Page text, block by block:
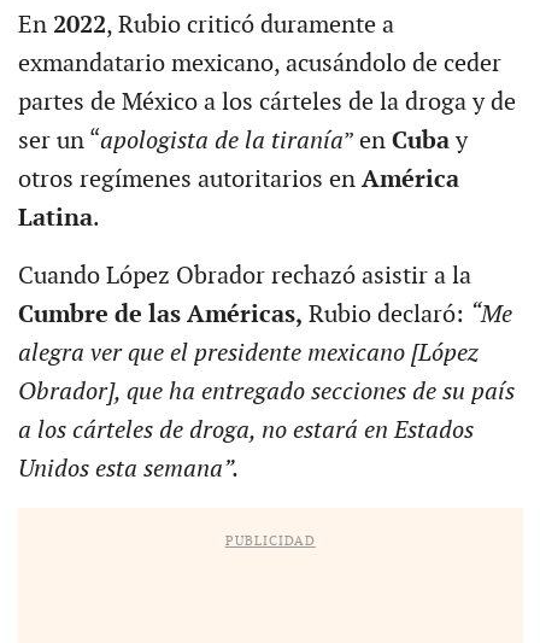
En 2022, Rubio criticó duramente a
exmandatario mexicano, acusándolo de ceder
partes de México a los cárteles de la droga y de
ser un “apologista de la tiranía” en Cubay
otros regímenes autoritarios enAmérica
Latina.
Cuando López Obrador rechazó asistir a la
Cumbre de las Américas, Rubio declaró: “Me
alegra ver que el presidente mexicano [López
Obrador], que ha entregado secciones de su país
a los cárteles de droga, no estará en Estados
Unidos esta semana”.
PUBLICIDAD